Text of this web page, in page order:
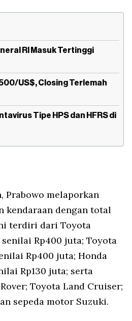
RI Masuk Tertinggi
US$, Closing Terlemah
Tipe HPS dan HFRS di
Prabowo melaporkan
kendaraan dengan total
terdiri dari Toyota
Rp400 juta; Toyota
Rp400 juta; Honda
Rp130 juta; serta
Toyota Land Cruiser;
sepeda motor Suzuki.